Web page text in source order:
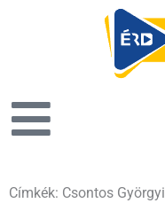
Címkék: Csontos Györgyi